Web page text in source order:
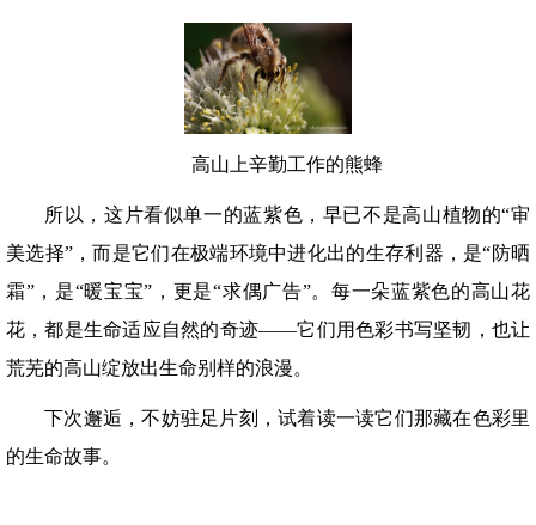
高山上辛勤工作的熊蜂
所以，这片看似单一的蓝紫色，早已不是高山植物的“审
美选择”，而是它们在极端环境中进化出的生存利器，是“防晒
霜”，是“暖宝宝”，更是“求偶广告”。每一朵蓝紫色的高山花
花，都是生命适应自然的奇迹——它们用色彩书写坚韧，也让
荒芜的高山绽放出生命别样的浪漫。
下次邂逅，不妨驻足片刻，试着读一读它们那藏在色彩里
的生命故事。